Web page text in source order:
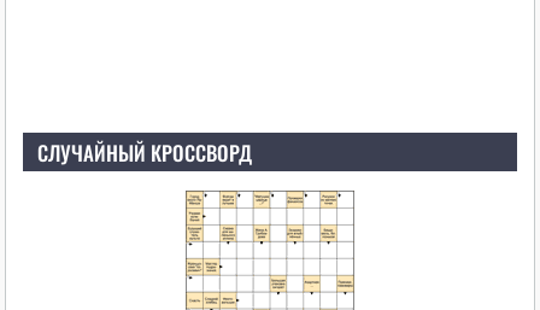
СЛУЧАЙНЫЙ КРОССВОРД